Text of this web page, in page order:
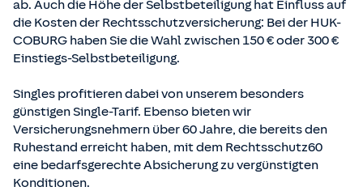
ab. Auch die Höhe der Selbstbeteiligung hat Einfluss auf
die Kosten der Rechtsschutzversicherung: Bei der HUK-
COBURG haben Sie die Wahl zwischen 150 € oder 300 €
Einstiegs-Selbstbeteiligung.
Singles profitieren dabei von unserem besonders
günstigen Single-Tarif. Ebenso bieten wir
Versicherungsnehmern über 60 Jahre, die bereits den
Ruhestand erreicht haben, mit dem Rechtsschutz60
eine bedarfsgerechte Absicherung zu vergünstigten
Konditionen.